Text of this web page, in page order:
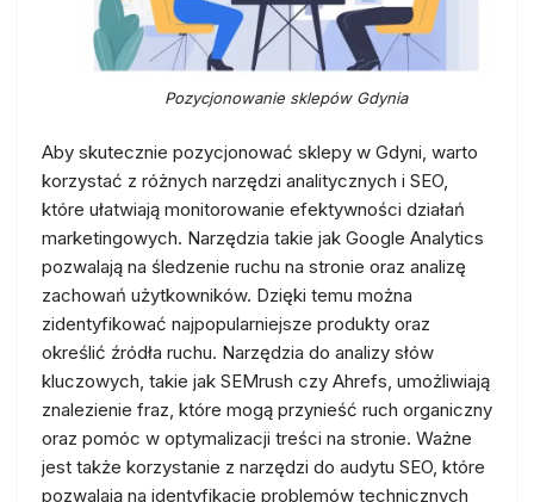
Pozycjonowanie sklepów Gdynia
Aby skutecznie pozycjonować sklepy w Gdyni, warto
korzystać z różnych narzędzi analitycznych i SEO,
które ułatwiają monitorowanie efektywności działań
marketingowych. Narzędzia takie jak Google Analytics
pozwalają na śledzenie ruchu na stronie oraz analizę
zachowań użytkowników. Dzięki temu można
zidentyfikować najpopularniejsze produkty oraz
określić źródła ruchu. Narzędzia do analizy słów
kluczowych, takie jak SEMrush czy Ahrefs, umożliwiają
znalezienie fraz, które mogą przynieść ruch organiczny
oraz pomóc w optymalizacji treści na stronie. Ważne
jest także korzystanie z narzędzi do audytu SEO, które
pozwalają na identyfikację problemów technicznych